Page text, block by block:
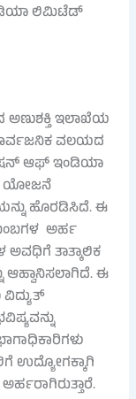
ಲಿಮಿಟೆಡ್
ಅಣುಶಕ್ತಿ ಇಲಾಖೆಯ
ವಲಯದ
ಆಫ್ ಇಂಡಿಯಾ
ಯೋಜನೆ
ಹೊರಡಿಸಿದೆ. ಈ
ಅರ್ಹ
ತಾತ್ಕಾಲಿಕ
ಈ
ಉದ್ಯೋಗಕ್ಕಾಗಿ